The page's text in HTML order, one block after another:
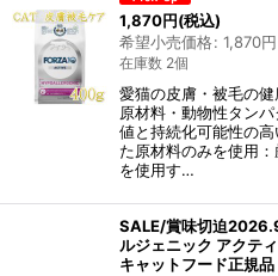
1,870円(税込)
希望小売価格: 1,870円
在庫数 2個
愛猫の皮膚・被毛の
原材料・動物性タン
値と持続化可能性の
た原材料のみを使用
を使用す…
SALE/賞味切迫
ルジェニック アクテ
キャットフード正規品